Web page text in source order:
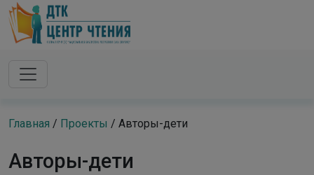
Главная / Проекты / Авторы-дети
Авторы-дети